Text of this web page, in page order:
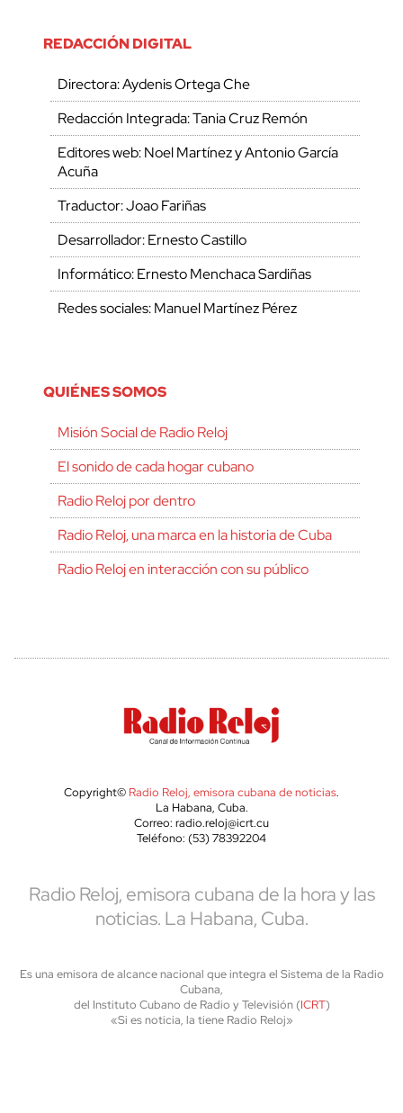
REDACCIÓN DIGITAL
Directora: Aydenis Ortega Che
Redacción Integrada: Tania Cruz Remón
Editores web: Noel Martínez y Antonio García
Acuña
Traductor: Joao Fariñas
Desarrollador: Ernesto Castillo
Informático: Ernesto Menchaca Sardiñas
Redes sociales: Manuel Martínez Pérez
QUIÉNES SOMOS
Misión Social de Radio Reloj
El sonido de cada hogar cubano
Radio Reloj por dentro
Radio Reloj, una marca en la historia de Cuba
Radio Reloj en interacción con su público
Copyright© Radio Reloj, emisora cubana de noticias.
La Habana, Cuba.
Correo: radio.reloj@icrt.cu
Teléfono: (53) 78392204
Radio Reloj, emisora cubana de la hora y las
noticias. La Habana, Cuba.
Es una emisora de alcance nacional que integra el Sistema de la Radio
Cubana,
del Instituto Cubano de Radio y Televisión (ICRT)
«Si es noticia, la tiene Radio Reloj»